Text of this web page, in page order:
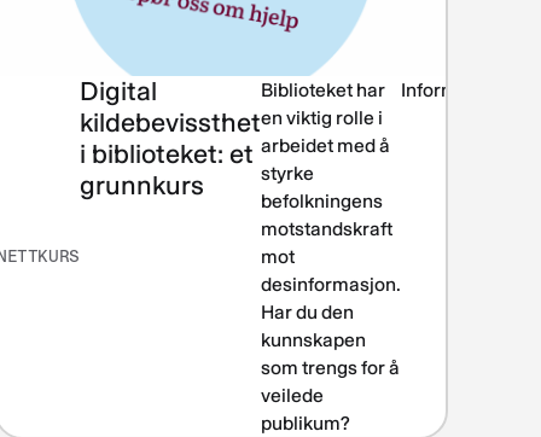
Biblioteket i
lokalsamfunnet
Digital
kildebevissthet
i biblioteket: et
grunnkurs
Biblioteket har
en viktig rolle i
arbeidet med å
styrke
befolkningens
motstandskraft
mot
desinformasjon.
Har du den
kunnskapen
som trengs for å
veilede
publikum?